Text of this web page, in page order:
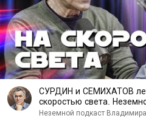
СУРДИН и СЕМИХАТОВ
скоростью света.
Неземной подкаст